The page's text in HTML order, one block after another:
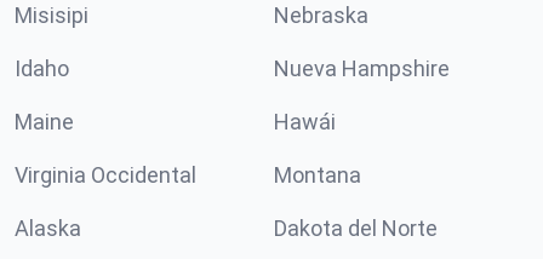
Misisipi Nebraska
Idaho Nueva Hampshire
Maine Hawái
Virginia Occidental Montana
Alaska Dakota del Norte